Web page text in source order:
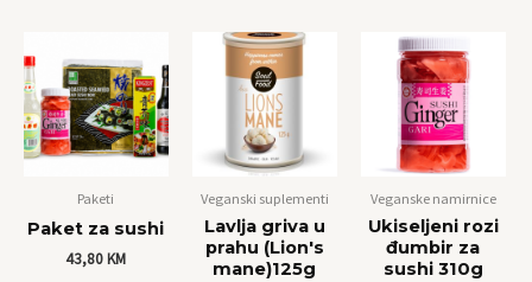
Paketi
Paket za sushi
43,80KM
Veganski suplementi
Lavlja griva u
prahu (Lion's
mane)125g
Veganske namirnice
Ukiseljeni rozi
đumbir za
sushi 310g